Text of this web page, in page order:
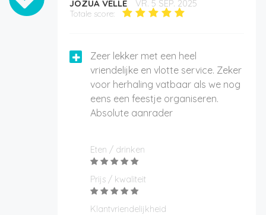
JOZUA VELLE VR. 5 SEP. 2025
Totale score:
Zeer lekker met een heel
vriendelijke en vlotte service. Zeker
voor herhaling vatbaar als we nog
eens een feestje organiseren.
Absolute aanrader
Eten / drinken
Prijs / kwaliteit
Klantvriendelijkheid